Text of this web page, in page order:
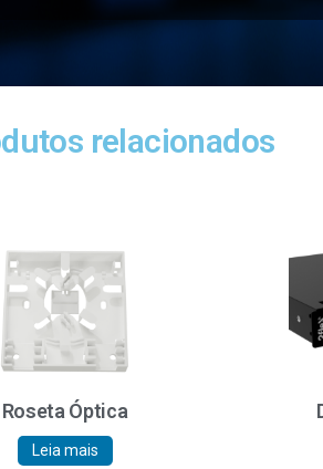
relacionados
Roseta Óptica
Leia mais